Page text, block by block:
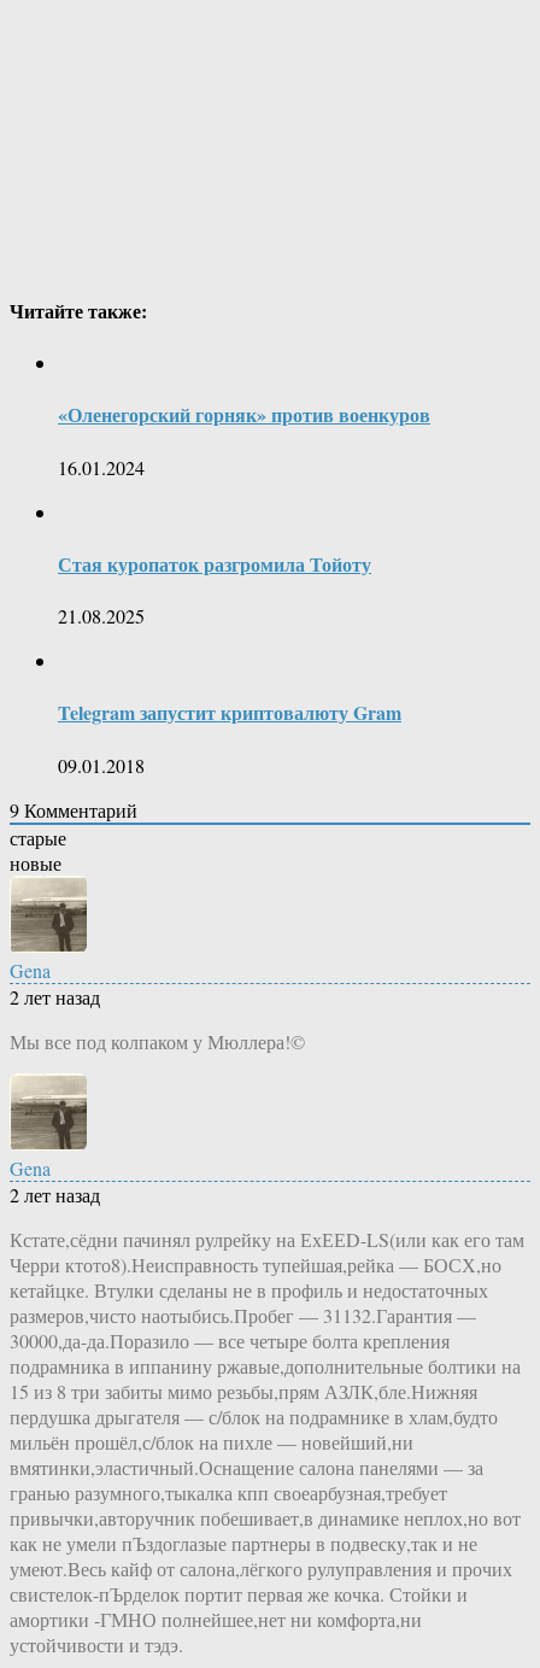
Читайте также:
«Оленегорский горняк» против военкуров
16.01.2024
Стая куропаток разгромила Тойоту
21.08.2025
Telegram запустит криптовалюту Gram
09.01.2018
9Комментарий
старые
новые
Gena
2 лет назад
Мы все под колпаком у Мюллера!©
Gena
2 лет назад
Кстате,сёдни пачинял рулрейку на ЕхЕЕD-LS(или как его там
Черри ктото8).Неисправность тупейшая,рейка — БОСХ,но
кетайцке. Втулки сделаны не в профиль и недостаточных
размеров,чисто наотыбись.Пробег — 31132.Гарантия —
30000,да-да.Поразило — все четыре болта крепления
подрамника в иппанину ржавые,дополнительные болтики на
15 из 8 три забиты мимо резьбы,прям АЗЛК,бле.Нижняя
пердушка дрыгателя — с/блок на подрамнике в хлам,будто
мильён прошёл,с/блок на пихле — новейший,ни
вмятинки,эластичный.Оснащение салона панелями — за
гранью разумного,тыкалка кпп своеарбузная,требует
привычки,авторучник побешивает,в динамике неплох,но вот
как не умели пЪздоглазые партнеры в подвеску,так и не
умеют.Весь кайф от салона,лёгкого рулуправления и прочих
свистелок-пЪрделок портит первая же кочка. Стойки и
амортики -ГМНО полнейшее,нет ни комфорта,ни
устойчивости и тэдэ.